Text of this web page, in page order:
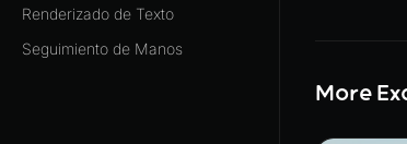
Renderizado de Texto
Seguimiento de Manos
More